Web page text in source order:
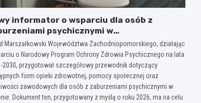
informator o wsparciu dla osób z
psychicznymi w
na 2026 rok
Marszałkowski Województwa Zachodniopomorskiego, działając
o Narodowy Program Ochrony Zdrowia Psychicznego na lata
2030, przygotował szczegółowy przewodnik dotyczący
form opieki zdrowotnej, pomocy społecznej oraz
zawodowych dla osób z zaburzeniami psychicznymi w
Dokument ten, przygotowany z myślą o roku 2026, ma na celu